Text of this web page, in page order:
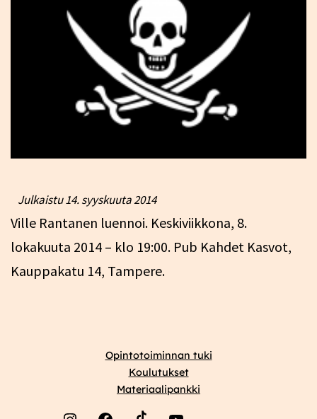
Julkaistu14. syyskuuta 2014
Ville Rantanen luennoi. Keskiviikkona, 8.
lokakuuta 2014 – klo 19:00. Pub Kahdet Kasvot,
Kauppakatu 14, Tampere.
Opintotoiminnan tuki
Koulutukset
Materiaalipankki